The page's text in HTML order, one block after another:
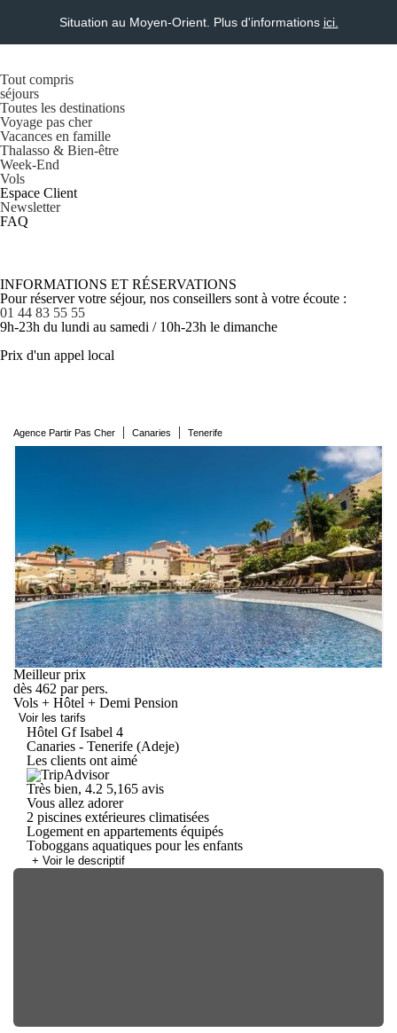
Situation au Moyen-Orient. Plus d'informations ici.
Tout compris
séjours
Toutes les destinations
Voyage pas cher
Vacances en famille
Thalasso & Bien-être
Week-End
Vols
Espace Client
Newsletter
FAQ
INFORMATIONS ET RÉSERVATIONS
Pour réserver votre séjour, nos conseillers sont à votre écoute :
01 44 83 55 55
9h-23h du lundi au samedi / 10h-23h le dimanche
Prix d'un appel local
Agence Partir Pas Cher | Canaries | Tenerife
Meilleur prix
dès 462 par pers.
Vols + Hôtel + Demi Pension
Voir les tarifs
Hôtel GfIsabel 4
Canaries - Tenerife (Adeje)
Les clients ont aimé
Très bien, 4.2 5,165 avis
Vous allez adorer
2 piscines extérieures climatisées
Logement en appartements équipés
Toboggans aquatiques pour les enfants
+ Voir le descriptif